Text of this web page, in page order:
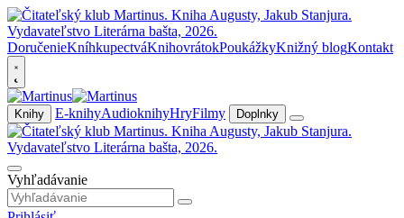
DoručenieKníhkupectváKnihovrátokPoukážkyKnižný blogKontakt
Knihy E-knihyAudioknihyHryFilmy Doplnky
Vyhľadávanie